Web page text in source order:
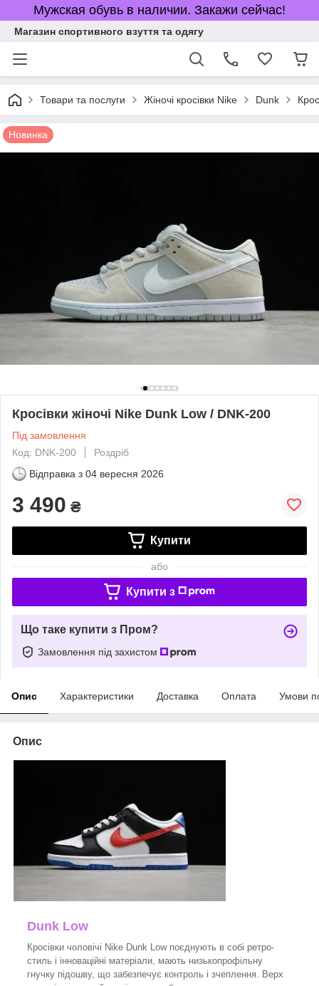
Мужская обувь в наличии. Закажи сейчас!
Магазин спортивного взуття та одягу
Товари та послуги Жіночі кросівки Nike Dunk
Новинка
Кросівки жіночі Nike Dunk Low / DNK-200
Під замовлення
Код: DNK-200
Роздріб
Відправка з 04 вересня 2026
3 490 ₴
Купити
або
Купити з
Що таке купити з Пром?
Замовлення під захистом
Опис Характеристики Доставка Оплата Умови
Опис
Dunk Low
Кросівки чоловічі Nike Dunk Low поєднують в собі ретро-
стиль і інноваційні матеріали, мають низькопрофільну
гнучку підошву, що забезпечує контроль і зчеплення. Верх